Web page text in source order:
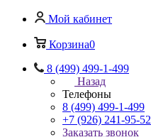
Мой кабинет
Корзина0
8 (499) 499-1-499
Назад
Телефоны
8 (499) 499-1-499
+7 (926) 241-95-52
Заказать звонок